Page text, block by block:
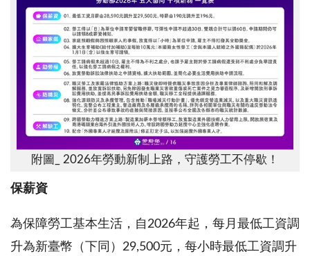
附圖_ 2026年勞動新制上路，守護勞工不停歇！
保薪資
為保障勞工基本生活，自2026年起，每月最低工資調
升為新臺幣（下同）29,500元，每小時最低工資調升